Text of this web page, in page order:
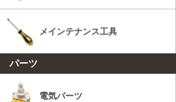
メインテナンス工具
パーツ
電気パーツ